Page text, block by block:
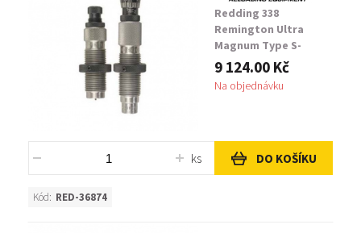
Redding 338
Remington Ultra
Magnum Type S-
Match Full Die Set
9 124.00 Kč
Na objednávku
ks DO KOŠÍKU
Kód: RED-36874